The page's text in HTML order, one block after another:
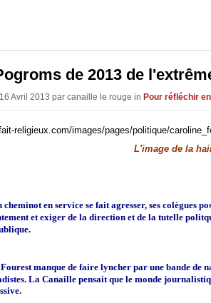
de 2013 de
Avril 2013 par canaille le rouge in Pour réfléchir
L'image de la
cheminot en service se fait agresser, ses colègues
et exiger de la direction et de la tutelle
manque de faire lyncher par une bande de
La Canaille pensait que le monde